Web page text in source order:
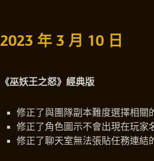
2023 年 3 月 10 日
《巫妖王之怒》經典版
修正了與團隊副本難度選擇相關
修正了角色圖示不會出現在玩家
修正了聊天室無法張貼任務連結